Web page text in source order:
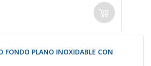
FONDO PLANO INOXIDABLE CON